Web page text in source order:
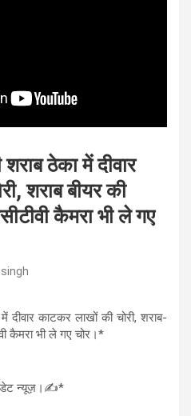
ठेका में दीवार
शराब बीयर की
कैमरा भी ले गए
singh
काटकर लाखों की चोरी, शराब-
कैमरा भी ले गए चोर।*
न्यूज़।✍️*